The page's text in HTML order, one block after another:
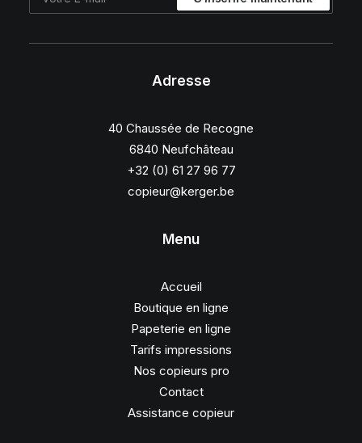
Adresse
40 Chaussée de Recogne
6840 Neufchâteau
+32 (0) 61 27 96 77
copieur@kerger.be
Menu
Accueil
Boutique en ligne
Papeterie en ligne
Tarifs impressions
Nos copieurs pro
Contact
Assistance copieur